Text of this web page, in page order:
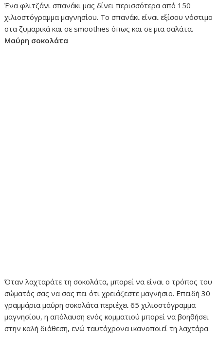
Ένα φλιτζάνι σπανάκι μας δίνει περισσότερα από 150
χιλιοστόγραμμα μαγνησίου. Το σπανάκι είναι εξίσου νόστιμο
στα ζυμαρικά και σε smoothies όπως και σε μια σαλάτα.
Μαύρη σοκολάτα
Όταν λαχταράτε τη σοκολάτα, μπορεί να είναι ο τρόπος του
σώματός σας να σας πει ότι χρειάζεστε μαγνήσιο. Επειδή 30
γραμμάρια μαύρη σοκολάτα περιέχει 65 χιλιοστόγραμμα
μαγνησίου, η απόλαυση ενός κομματιού μπορεί να βοηθήσει
στην καλή διάθεση, ενώ ταυτόχρονα ικανοποιεί τη λαχτάρα